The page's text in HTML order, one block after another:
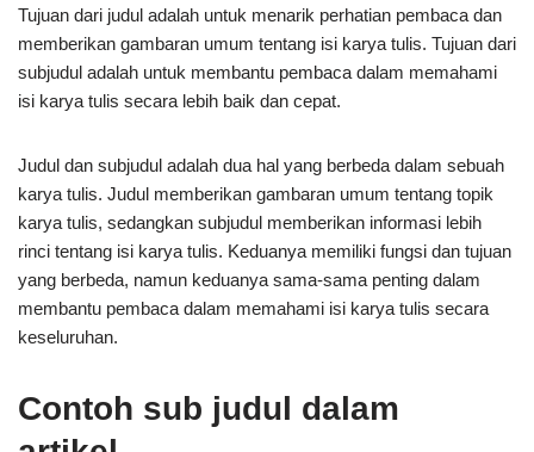
Tujuan dari judul adalah untuk menarik perhatian pembaca dan
memberikan gambaran umum tentang isi karya tulis. Tujuan dari
subjudul adalah untuk membantu pembaca dalam memahami
isi karya tulis secara lebih baik dan cepat.
Judul dan subjudul adalah dua hal yang berbeda dalam sebuah
karya tulis. Judul memberikan gambaran umum tentang topik
karya tulis, sedangkan subjudul memberikan informasi lebih
rinci tentang isi karya tulis. Keduanya memiliki fungsi dan tujuan
yang berbeda, namun keduanya sama-sama penting dalam
membantu pembaca dalam memahami isi karya tulis secara
keseluruhan.
Contoh sub judul dalam